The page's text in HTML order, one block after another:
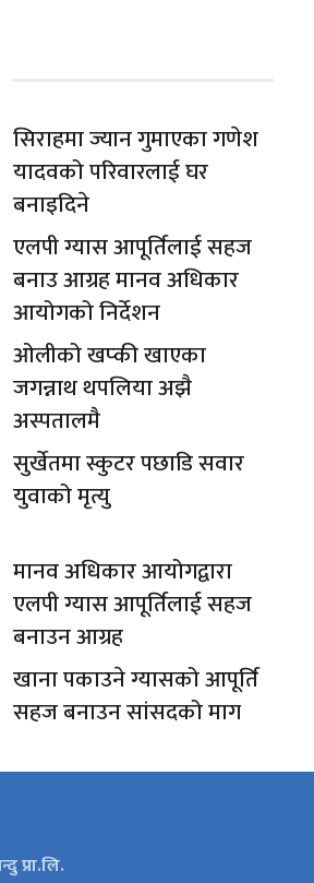
सिराहमा ज्यान गुमाएका गणेश
यादवको परिवारलाई घर
बनाइदिने
एलपी ग्यास आपूर्तिलाई सहज
बनाउ आग्रह मानव अधिकार
आयोगको निर्देशन
ओलीको खप्की खाएका
जगन्नाथ थपलिया अझै
अस्पतालमै
सुर्खेतमा स्कुटर पछाडि सवार
युवाको मृत्यु
मानव अधिकार आयोगद्वारा
एलपी ग्यास आपूर्तिलाई सहज
बनाउन आग्रह
खाना पकाउने ग्यासको आपूर्ति
सहज बनाउन सांसदको माग
प्रा.लि.